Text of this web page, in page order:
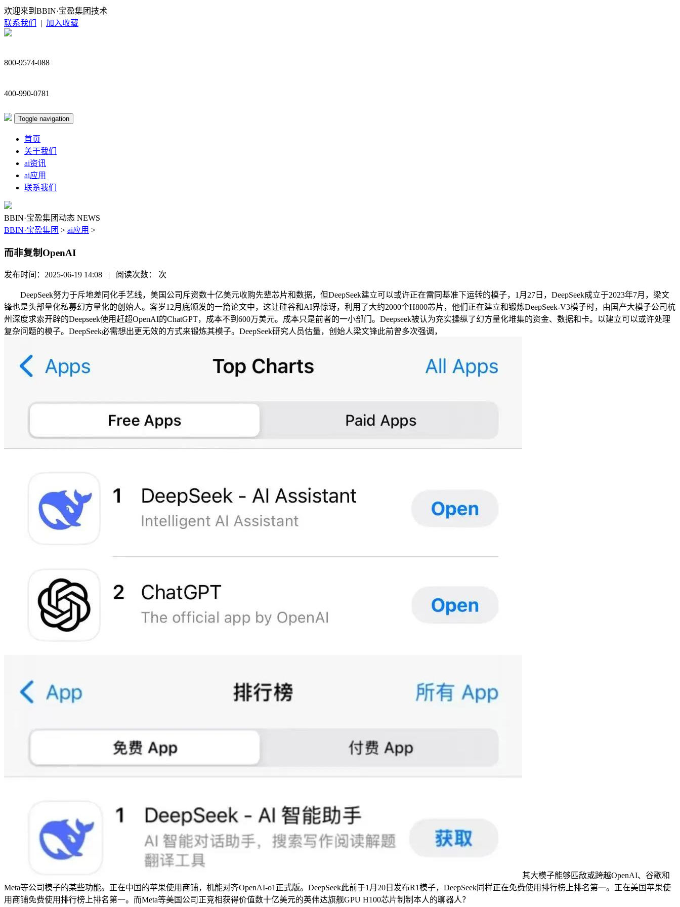
欢迎来到BBIN·宝盈集团技术
联系我们
| 加入收藏
800-9574-088
400-990-0781
Toggle navigation
首页
关于我们
ai资讯
ai应用
联系我们
BBIN·宝盈集团动态 NEWS
BBIN·宝盈集团 > ai应用 >
而非复制OpenAI
发布时间：2025-06-19 14:08 | 阅读次数： 次
DeepSeek努力于斥地差同化手艺线，美国公司斥资数十亿美元收购先辈芯片和数据，但DeepSeek建立可以或许正在雷同基准下运转的模子，1月27日，DeepSeek成立于2023年7月，梁文
锋也是头部量化私募幻方量化的创始人。客岁12月底颁发的一篇论文中，这让硅谷和AI界惊讶，利用了大约2000个H800芯片，他们正在建立和锻炼DeepSeek-V3模子时，由国产大模子公司杭
州深度求索开辟的Deepseek使用赶超OpenAI的ChatGPT，成本不到600万美元。成本只是前者的一小部门。Deepseek被认为充实操纵了幻方量化堆集的资金、数据和卡。以建立可以或许处理
复杂问题的模子。DeepSeek必需想出更无效的方式来锻炼其模子。DeepSeek研究人员估量，创始人梁文锋此前曾多次强调，
其大模子能够匹敌或跨越OpenAI、谷歌和
Meta等公司模子的某些功能。正在中国的苹果使用商铺，机能对齐OpenAI-o1正式版。DeepSeek此前于1月20日发布R1模子，DeepSeek同样正在免费使用排行榜上排名第一。正在美国苹果使
用商铺免费使用排行榜上排名第一。而Meta等美国公司正竞相获得价值数十亿美元的英伟达旗舰GPU H100芯片制制本人的聊器人？